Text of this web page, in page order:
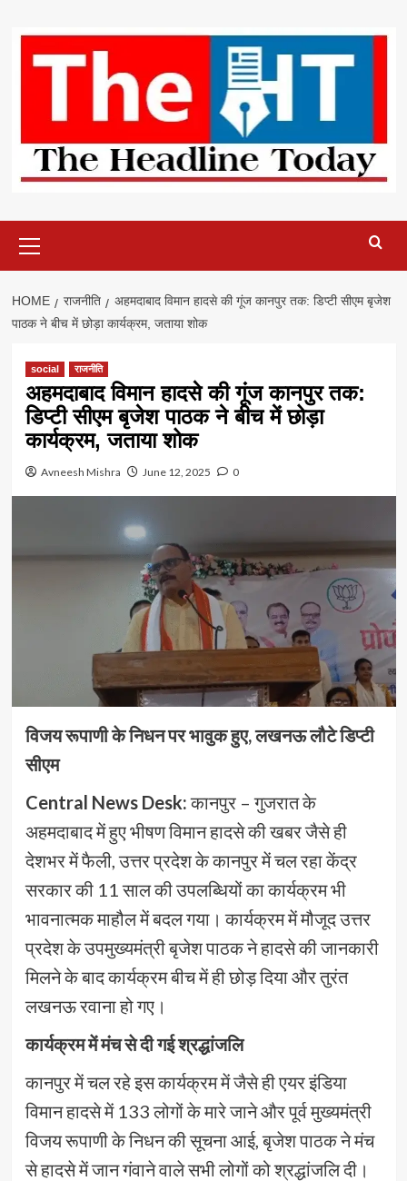
content
Menu
HOME राजनीति
अहमदाबाद विमान हादसे की गूंज कानपुर तक: डिप्टी सीएम बृजेश
पाठक ने बीच में छोड़ा कार्यक्रम, जताया शोक
social राजनीति
अहमदाबाद विमान हादसे की गूंज कानपुर तक:
डिप्टी सीएम बृजेश पाठक ने बीच में छोड़ा
कार्यक्रम, जताया शोक
Avneesh Mishra June 12, 2025 0
विजय रूपाणी के निधन पर भावुक हुए, लखनऊ लौटे डिप्टी
सीएम
Central News Desk:कानपुर – गुजरात के
अहमदाबाद में हुए भीषण विमान हादसे की खबर जैसे ही
देशभर में फैली, उत्तर प्रदेश के कानपुर में चल रहा केंद्र
सरकार की 11 साल की उपलब्धियों का कार्यक्रम भी
भावनात्मक माहौल में बदल गया। कार्यक्रम में मौजूद उत्तर
प्रदेश के उपमुख्यमंत्री बृजेश पाठक ने हादसे की जानकारी
मिलने के बाद कार्यक्रम बीच में ही छोड़ दिया और तुरंत
लखनऊ रवाना हो गए।
कार्यक्रम में मंच से दी गई श्रद्धांजलि
कानपुर में चल रहे इस कार्यक्रम में जैसे ही एयर इंडिया
विमान हादसे में 133 लोगों के मारे जाने और पूर्व मुख्यमंत्री
विजय रूपाणी के निधन की सूचना आई, बृजेश पाठक ने मंच
से हादसे में जान गंवाने वाले सभी लोगों को श्रद्धांजलि दी।